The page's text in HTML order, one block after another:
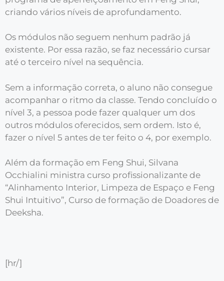
criando vários níveis de aprofundamento.
Os módulos não seguem nenhum padrão já
existente. Por essa razão, se faz necessário cursar
até o terceiro nível na sequência.
Sem a informação correta, o aluno não consegue
acompanhar o ritmo da classe. Tendo concluído o
nível 3, a pessoa pode fazer qualquer um dos
outros módulos oferecidos, sem ordem. Isto é,
fazer o nível 5 antes de ter feito o 4, por exemplo.
Além da formação em Feng Shui, Silvana
Occhialini ministra curso profissionalizante de
“Alinhamento Interior, Limpeza de Espaço e Feng
Shui Intuitivo”, Curso de formação de Doadores de
Deeksha.
[hr/]